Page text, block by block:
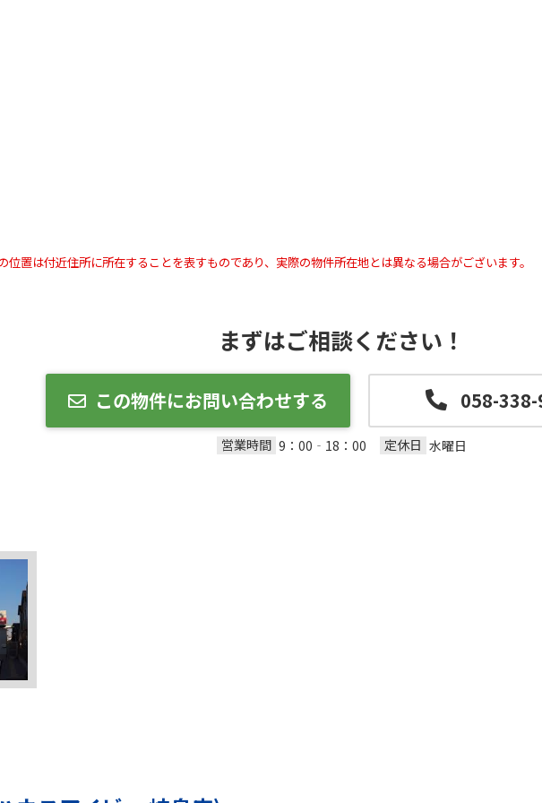
置は付近住所に所在することを表すものであり、実際の物件所在地とは異なる場合がございます。
まずはご相談ください！
この物件にお問い合わせする 058-
営業時間 9：00‐18：00 定休日 水曜日